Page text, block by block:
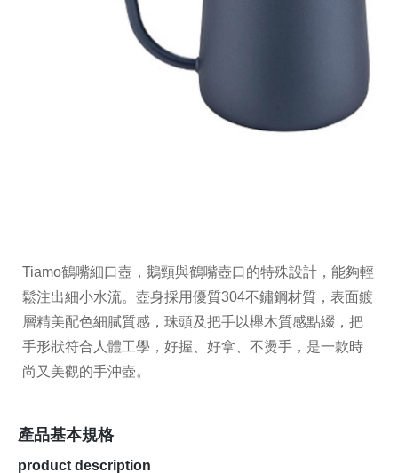
Tiamo鶴嘴細口壺，鵝頸與鶴嘴壺口的特殊設計，能夠輕
鬆注出細小水流。壺身採用優質304不鏽鋼材質，表面鍍
層精美配色細膩質感，珠頭及把手以櫸木質感點綴，把
手形狀符合人體工學，好握、好拿、不燙手，是一款時
尚又美觀的手沖壺。
產品基本規格
product description